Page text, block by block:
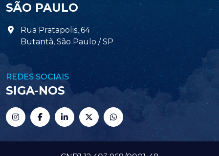
SÃO PAULO
Rua Pratapolis, 64
Butantã, São Paulo / SP
REDES SOCIAIS
SIGA-NOS